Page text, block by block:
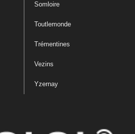
Somloire
Toutlemonde
Trémentines
Vezins
Yzernay